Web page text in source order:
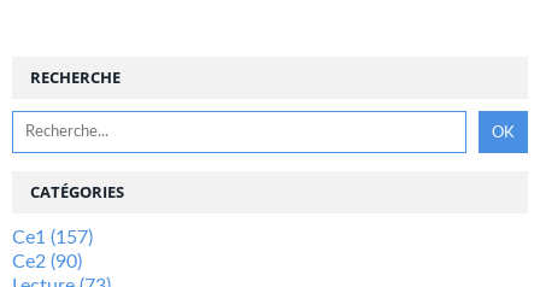
RECHERCHE
CATÉGORIES
Ce1 (157)
Ce2 (90)